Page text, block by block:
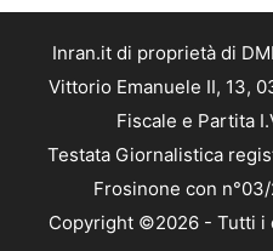
Inran.it di proprietà di
Vittorio Emanuele II, 13,
Fiscale e Partita
Testata Giornalistica
Frosinone con
Copyright ©2026 - Tutti i